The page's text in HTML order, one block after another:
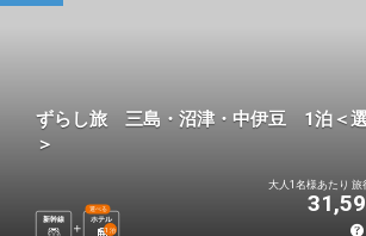
ずらし旅 三島・沼津・中伊豆 1泊＜
＞
新幹線 ホテル
選べる
1 泊
大人1名様あたり 旅